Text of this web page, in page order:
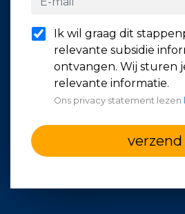
Ik wil graag dit
relevante subsidie
ontvangen. Wij sturen
relevante informatie.
Ons privacy statement lezen
verzend